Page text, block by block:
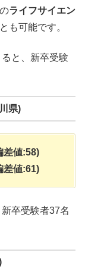
のライフサイエン
も可能です。
と、新卒受験
県)
差値:58)
差値:61)
卒受験者37名